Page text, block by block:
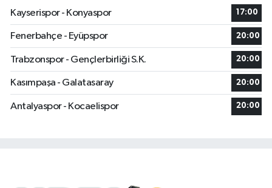
Kayserispor - Konyaspor
17:00
Fenerbahçe - Eyüpspor 20:00
Trabzonspor - Gençlerbirliği S.K. 20:00
Kasımpaşa - Galatasaray 20:00
Antalyaspor - Kocaelispor 20:00